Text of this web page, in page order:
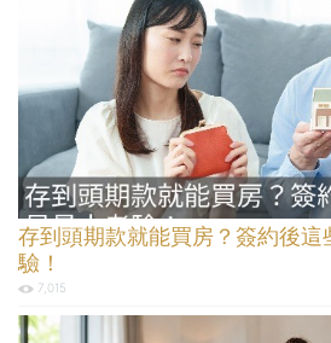
存到頭期款就能買房？簽約後這
驗！
7,015